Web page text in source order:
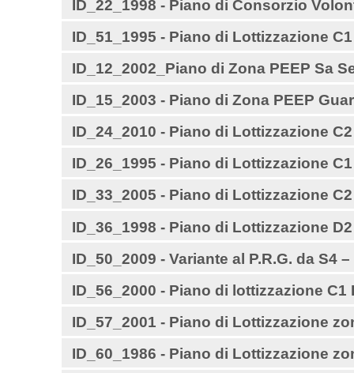
ID_22_1998 - Piano di Consorzio
ID_51_1995 - Piano di Lottizzazione
ID_12_2002_Piano di Zona PEEP Sa
ID_15_2003 - Piano di Zona PEEP
ID_24_2010 - Piano di Lottizzazione
ID_26_1995 - Piano di Lottizzazione
ID_33_2005 - Piano di Lottizzazione
ID_36_1998 - Piano di Lottizzazione
ID_50_2009 - Variante al P.R.G. da S4
ID_56_2000 - Piano di lottizzazione
ID_57_2001 - Piano di Lottizzazione
ID_60_1986 - Piano di Lottizzazione